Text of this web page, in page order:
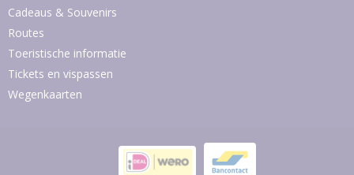
Cadeaus & Souvenirs
Routes
Toeristische informatie
Tickets en vispassen
Wegenkaarten